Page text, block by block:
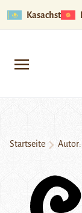
Kasachstan
Startseite Autor: